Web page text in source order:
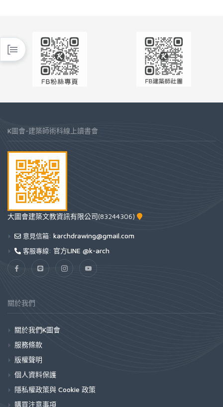
K圖會-建築師術科線上讀書會
大圖會建築文教資訊有限公司(83244306)
意見信箱: karchdrawing@gmail.com
客服專線: 官方LINE @k-arch
關於我們
關於我們K圖會
服務條款
版權聲明
個人資料保護
隱私權政策與 Cookie 政策
購買注意事項